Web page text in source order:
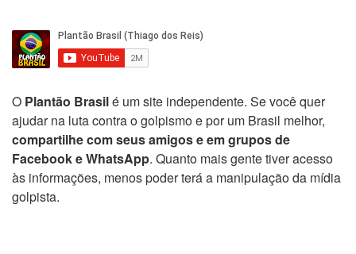
O Plantão Brasilé um site independente. Se você quer
ajudar na luta contra o golpismo e por um Brasil melhor,
compartilhe com seus amigos e em grupos de
Facebook e WhatsApp. Quanto mais gente tiver acesso
às informações, menos poder terá a manipulação da mídia
golpista.